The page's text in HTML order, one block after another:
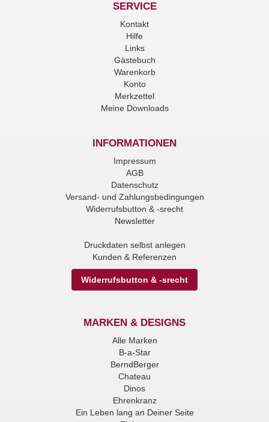
SERVICE
Kontakt
Hilfe
Links
Gästebuch
Warenkorb
Konto
Merkzettel
Meine Downloads
INFORMATIONEN
Impressum
AGB
Datenschutz
Versand- und Zahlungsbedingungen
Widerrufsbutton & -srecht
Newsletter
Druckdaten selbst anlegen
Kunden & Referenzen
Widerrufsbutton & -srecht
MARKEN & DESIGNS
Alle Marken
B-a-Star
BerndBerger
Chateau
Dinos
Ehrenkranz
Ein Leben lang an Deiner Seite